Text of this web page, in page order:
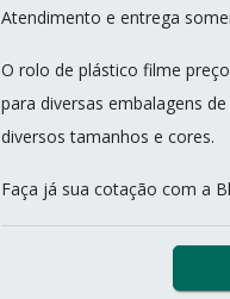
Atendimento e entrega
O rolo de plástico filme
para diversas embalagens
diversos tamanhos e cores.
Faça já sua cotação com a